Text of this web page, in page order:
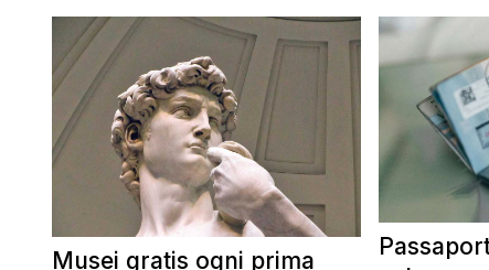
Musei gratis ogni prima